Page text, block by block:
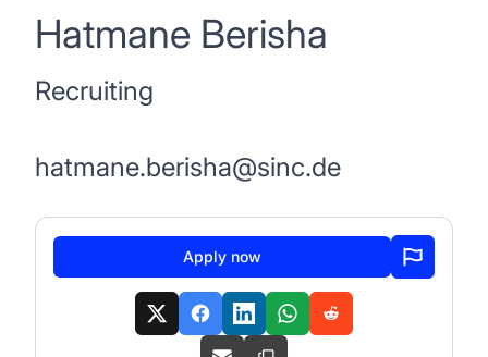
Hatmane Berisha
Recruiting
hatmane.berisha@sinc.de
Apply now